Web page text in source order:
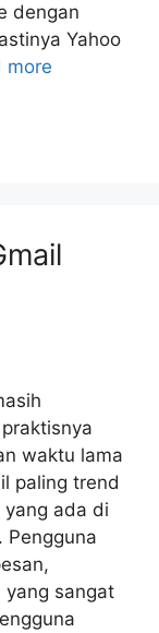
dengan
Yahoo
more
waktu lama
paling trend
ada di
Pengguna
yang sangat